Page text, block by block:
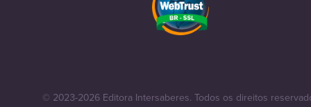
© 2023-2026 Editora Intersaberes. Todos os direitos